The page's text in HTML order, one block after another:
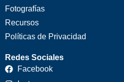
Fotografías
Recursos
Políticas de Privacidad
Redes Sociales
Facebook